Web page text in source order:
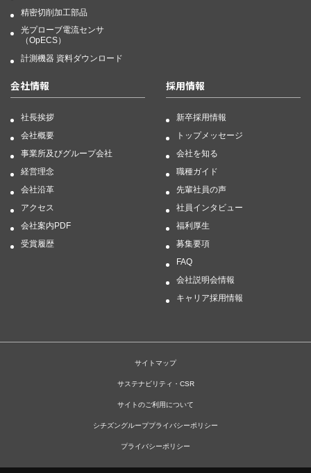
精密切削加工部品
光プローブ電流センサ
（OpECS）
計測機器 資料ダウンロード
会社情報
社長挨拶
会社概要
事業所及びグループ会社
経営理念
会社沿革
アクセス
会社案内PDF
受賞履歴
採用情報
新卒採用情報
トップメッセージ
会社を知る
職種ガイド
先輩社員の声
社員インタビュー
福利厚生
募集要項
FAQ
会社説明会情報
キャリア採用情報
サイトマップ
サステナビリティ・CSR
サイトのご利用について
シチズングループプライバシーポリシー
プライバシーポリシー